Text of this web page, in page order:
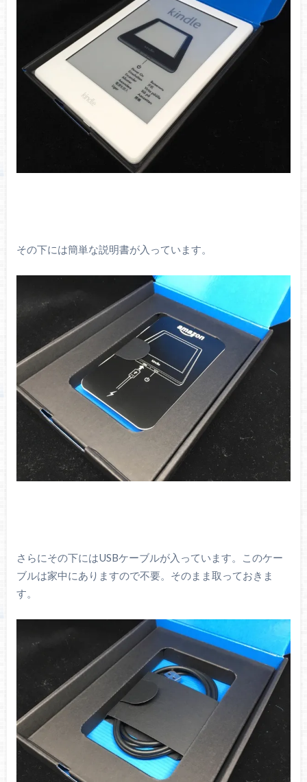
その下には簡単な説明書が入っています。
さらにその下にはUSBケーブルが入っています。このケー
ブルは家中にありますので不要。そのまま取っておきま
す。